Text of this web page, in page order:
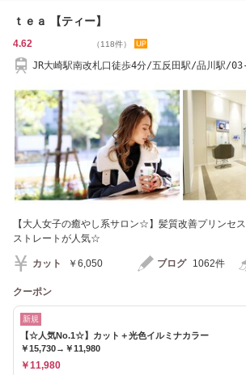
ｔｅａ 【ティー】
4.62 （118件）
JR大崎駅南改札口徒歩4分/五反田駅/品川駅/
【大人女子の癒やし系サロン☆】髪質改善プリンセ
ストレートが人気☆
カット ￥6,050 ブログ 1062件
クーポン
新規
【☆人気No.1☆】カット＋光色イルミナカラー
￥15,730→￥11,980
￥11,980